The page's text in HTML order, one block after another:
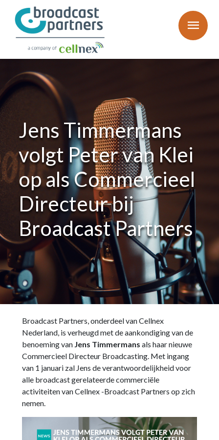
menu
Jens Timmermans
volgt Peter van Klei
op als Commercieel
Directeur bij
Broadcast Partners
Broadcast Partners, onderdeel van Cellnex
Nederland, is verheugd met de aankondiging van de
benoeming van Jens Timmermans als haar nieuwe
Commercieel Directeur Broadcasting. Met ingang
van 1 januari zal Jens de verantwoordelijkheid voor
alle broadcast gerelateerde commerciële
activiteiten van Cellnex -Broadcast Partners op zich
nemen.